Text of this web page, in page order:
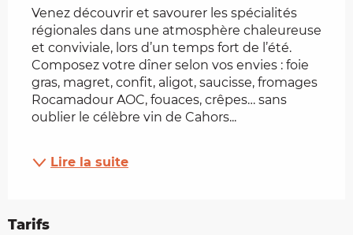
Venez découvrir et savourer les spécialités
régionales dans une atmosphère chaleureuse
et conviviale, lors d’un temps fort de l’été.
Composez votre dîner selon vos envies : foie
gras, magret, confit, aligot, saucisse, fromages
Rocamadour AOC, fouaces, crêpes… sans
oublier le célèbre vin de Cahors...
Lire la suite
Tarifs